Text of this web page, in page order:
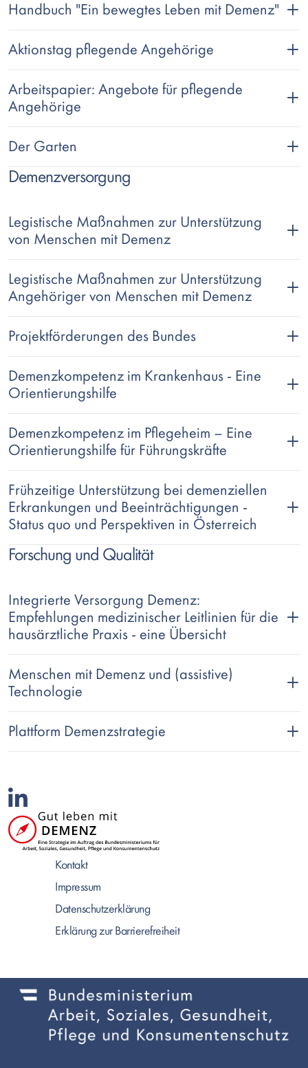
Handbuch "Ein bewegtes Leben mit Demenz"
Aktionstag pflegende Angehörige
Arbeitspapier: Angebote für pflegende
Angehörige
Der Garten
Demenzversorgung
Legistische Maßnahmen zur Unterstützung
von Menschen mit Demenz
Legistische Maßnahmen zur Unterstützung
Angehöriger von Menschen mit Demenz
Projektförderungen des Bundes
Demenzkompetenz im Krankenhaus - Eine
Orientierungshilfe
Demenzkompetenz im Pflegeheim – Eine
Orientierungshilfe für Führungskräfte
Frühzeitige Unterstützung bei demenziellen
Erkrankungen und Beeinträchtigungen -
Status quo und Perspektiven in Österreich
Forschung und Qualität
Integrierte Versorgung Demenz:
Empfehlungen medizinischer Leitlinien für die
hausärztliche Praxis - eine Übersicht
Menschen mit Demenz und (assistive)
Technologie
Plattform Demenzstrategie
Kontakt
Impressum
Datenschutzerklärung
Erklärung zur Barrierefreiheit